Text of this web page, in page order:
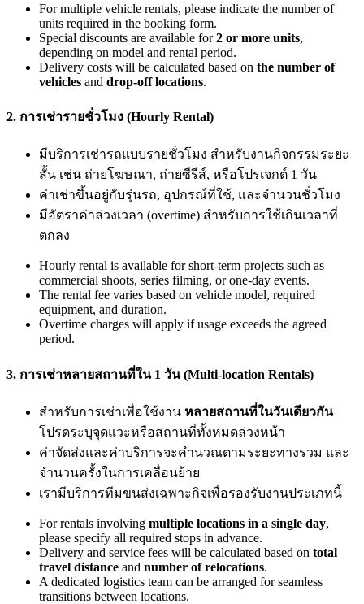
For multiple vehicle rentals, please indicate the number of
units required in the booking form.
Special discounts are available for2 or more units,
depending on model and rental period.
Delivery costs will be calculated based on the number of
vehicles and drop-off locations.
2. การเช่ารายชั่วโมง (Hourly Rental)
มีบริการเช่ารถแบบรายชั่วโมง สำหรับงานกิจกรรมระยะ
สั้น เช่น ถ่ายโฆษณา, ถ่ายซีรีส์, หรือโปรเจกต์ 1 วัน
ค่าเช่าขึ้นอยู่กับรุ่นรถ, อุปกรณ์ที่ใช้, และจำนวนชั่วโมง
มีอัตราค่าล่วงเวลา (overtime) สำหรับการใช้เกินเวลาที่
ตกลง
Hourly rental is available for short-term projects such as
commercial shoots, series filming, or one-day events.
The rental fee varies based on vehicle model, required
equipment, and duration.
Overtime charges will apply if usage exceeds the agreed
period.
3. การเช่าหลายสถานที่ใน 1 วัน (Multi-location Rentals)
สำหรับการเช่าเพื่อใช้งาน หลายสถานที่ในวันเดียวกัน
โปรดระบุจุดแวะหรือสถานที่ทั้งหมดล่วงหน้า
ค่าจัดส่งและค่าบริการจะคำนวณตามระยะทางรวม และ
จำนวนครั้งในการเคลื่อนย้าย
เรามีบริการทีมขนส่งเฉพาะกิจเพื่อรองรับงานประเภทนี้
For rentals involving multiple locations in a single day,
please specify all required stops in advance.
Delivery and service fees will be calculated based on total
travel distance and number of relocations.
A dedicated logistics team can be arranged for seamless
transitions between locations.